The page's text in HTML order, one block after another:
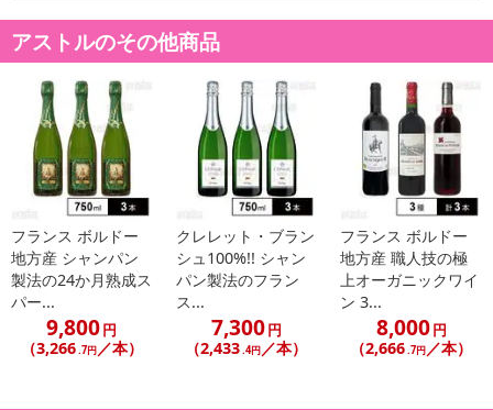
味わいはフルーティさと高級感のある辛口で食事にとても合わせや
すく、気軽に華やかさを演出できる使い勝手の良いフレンチ・スパ
ークリングワインです。
原産国：フランス
原材料：ぶどう果実・酸化防止剤(亜硫酸塩)・炭酸ガス含有
果実酒
アルコール度数：12.5度
アストルのその他商品
フランス ボルドー
地方産 シャンパン
製法の24か月熟成ス
パー...
9,800円
（3,266.7円／本）
クレレット・ブラン
シュ100%!! シャン
パン製法のフラン
ス...
7,300円
（2,433.4円／本）
フランス ボルドー
地方産 職人技の極
上オーガニックワイ
ン 3...
8,000円
（2,666.7円／本）